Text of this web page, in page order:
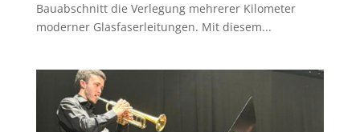
Bauabschnitt die Verlegung mehrerer Kilometer
moderner Glasfaserleitungen. Mit diesem...